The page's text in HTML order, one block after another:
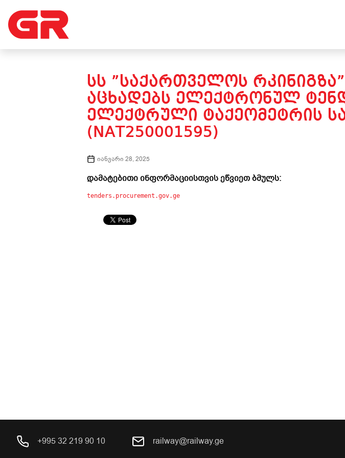
ᲡᲡ ”ᲡᲐᲥᲐᲠᲗᲕᲔᲚᲝᲡ
ᲐᲪᲮᲐᲓᲔᲑᲡ ᲔᲚᲔᲥᲢᲠᲝᲜᲣᲚ
ᲔᲚᲔᲥᲢᲠᲣᲚᲘ ᲢᲐᲥᲔᲝᲛᲔᲢᲠᲘᲡ
(NAT250001595)
იანვარი 28, 2025
დამატებითი ინფორმაციისთვის ეწვიეთ ბმულს:
tenders.procurement.gov.ge
+995 32 219 90 10 railway@railway.ge